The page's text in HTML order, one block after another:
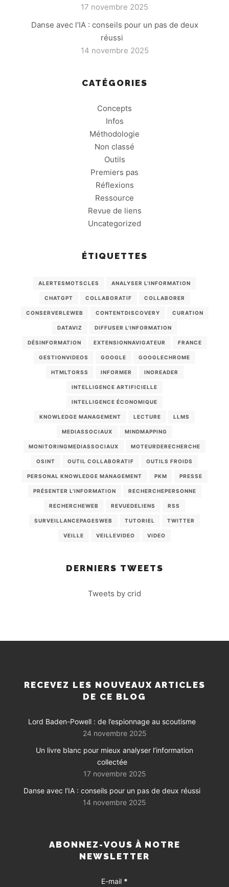
17 novembre 2025
Danse avec l’IA : conseils pour un pas de deux
réussi
14 novembre 2025
CATÉGORIES
Concepts
Infos
Méthodologie
Non classé
Outils
Premiers pas
Réflexions
Ressource
Revue de liens
Uncategorized
ÉTIQUETTES
ALERTESMOTSCLES ANALYSER L'INFORMATION
CHATGPT COLLABORATIF COLLABORER
CONSERVERLEWEB CONTENTDISCOVERY CURATION
DATAVIZ DIFFUSER L'INFORMATION
DÉSINFORMATION EXTENSIONNAVIGATEUR FRANCE
GESTIONVIDEOS GOOGLE GOOGLECHROME
HTMLTORSS INFORMER INOREADER
INTELLIGENCE ARTIFICIELLE
INTELLIGENCE ÉCONOMIQUE
KNOWLEDGE MANAGEMENT LECTURE LLMS
MEDIASSOCIAUX MINDMAPPING
MONITORINGMEDIASSOCIAUX MOTEURDERECHERCHE
OSINT OUTIL COLLABORATIF OUTILS FROIDS
PERSONAL KNOWLEDGE MANAGEMENT PKM PRESSE
PRÉSENTER L'INFORMATION RECHERCHEPERSONNE
RECHERCHEWEB REVUEDELIENS RSS
SURVEILLANCEPAGESWEB TUTORIEL TWITTER
VEILLE VEILLEVIDEO VIDEO
DERNIERS TWEETS
Tweets by crid
RECEVEZ LES NOUVEAUX ARTICLES
DE CE BLOG
Lord Baden-Powell : de l’espionnage au scoutisme
24 novembre 2025
Un livre blanc pour mieux analyser l’information
collectée
17 novembre 2025
Danse avec l’IA : conseils pour un pas de deux réussi
14 novembre 2025
ABONNEZ-VOUS À NOTRE
NEWSLETTER
E-mail *